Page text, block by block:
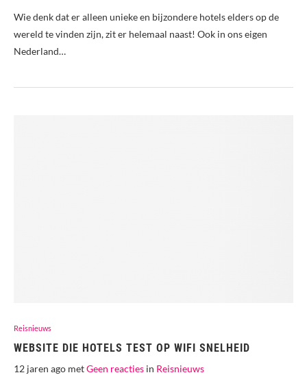
Wie denk dat er alleen unieke en bijzondere hotels elders op de
wereld te vinden zijn, zit er helemaal naast! Ook in ons eigen
Nederland…
Reisnieuws
WEBSITE DIE HOTELS TEST OP WIFI SNELHEID
12 jaren ago metGeen reacties in Reisnieuws